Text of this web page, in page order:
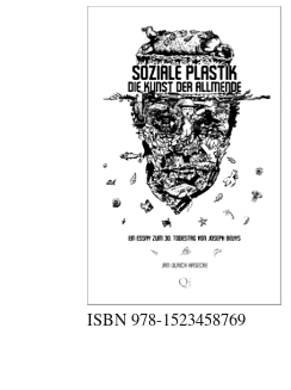
ISBN978-1523458769